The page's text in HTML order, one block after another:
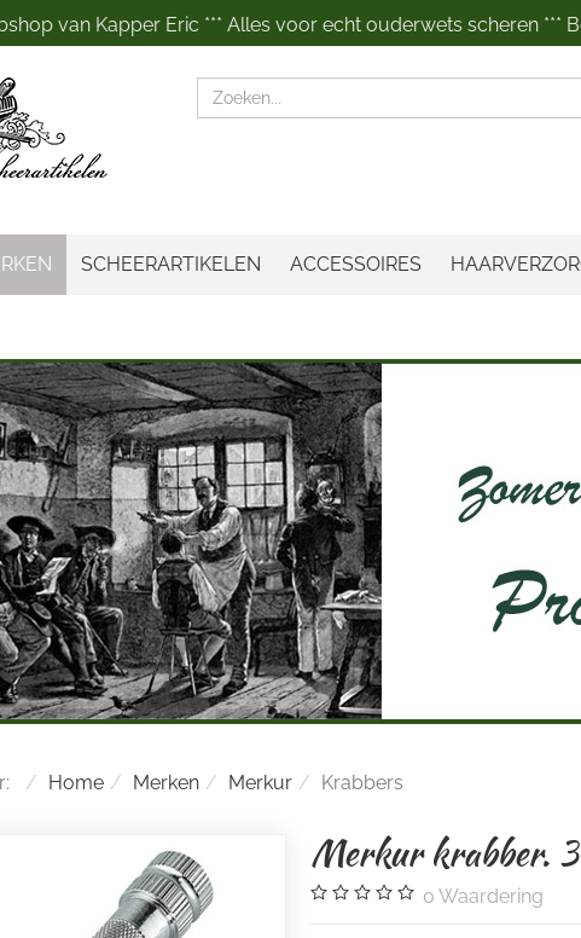
van Kapper Eric *** Alles voor echt ouderwets scheren ***
Zoeken
SCHEERARTIKELEN ACCESSOIRES
Home Merken Merkur Krabbers
Merkur krabber.
0 Waardering